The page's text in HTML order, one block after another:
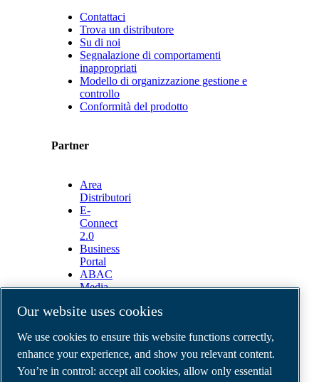
Contattaci
Trova un distributore
Su di noi
Segnalazione di comportamenti
inappropriati
Modello di organizzazione gestione e
controllo
Conformità del prodotto
Partner
Area
Distributori
E-
Connect
2.0
Business
Portal
ABAC
Media
Legal & Privacy Notices
Order return form
Order claim form
Our website uses cookies
We use cookies to ensure this website functions correctly,
enhance your experience, and show you relevant content.
You’re in control: accept all cookies, allow only essential